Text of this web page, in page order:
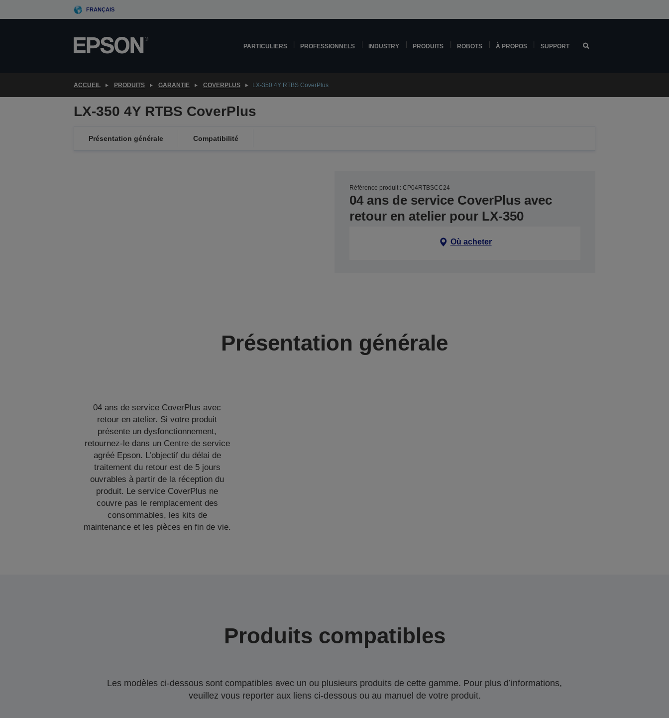
to
FRANÇAIS
PARTICULIERS PROFESSIONNELS INDUSTRY PRODUITS ROBOTS À PROPOS SUPPORT
ACCUEIL PRODUITS GARANTIE COVERPLUS LX-350 4Y RTBS CoverPlus
LX-350 4Y RTBS CoverPlus
Présentation générale Compatibilité
Référence produit : CP04RTBSCC24
04 ans de service CoverPlus avec
retour en atelier pour LX-350
Où acheter
Présentation générale
04 ans de service CoverPlus avec
retour en atelier. Si votre produit
présente un dysfonctionnement,
retournez-le dans un Centre de service
agréé Epson. L’objectif du délai de
traitement du retour est de 5 jours
ouvrables à partir de la réception du
produit. Le service CoverPlus ne
couvre pas le remplacement des
consommables, les kits de
maintenance et les pièces en fin de vie.
Produits compatibles
Les modèles ci-dessous sont compatibles avec un ou plusieurs produits de cette gamme. Pour plus d’informations,
veuillez vous reporter aux liens ci-dessous ou au manuel de votre produit.